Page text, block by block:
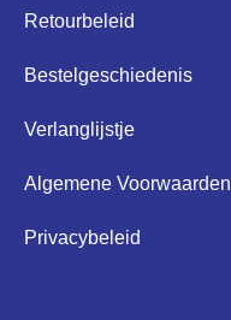
Retourbeleid
Bestelgeschiedenis
Verlanglijstje
Algemene Voorwaarden
Privacybeleid